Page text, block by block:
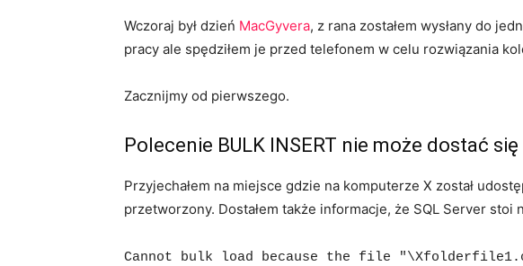
Wczoraj był dzień MacGyvera, z rana zostałem wysłany do
pracy ale spędziłem je przed telefonem w celu rozwiązania
Zacznijmy od pierwszego.
Polecenie BULK INSERT nie może dostać
Przyjechałem na miejsce gdzie na komputerze X został
przetworzony. Dostałem także informacje, że SQL Server stoi
Cannot bulk load because the file